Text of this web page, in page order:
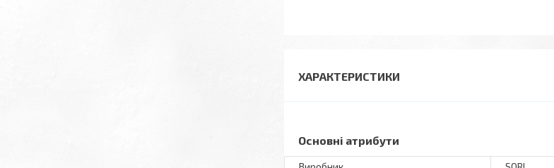
ХАРАКТЕРИСТИКИ
Основні атрибути